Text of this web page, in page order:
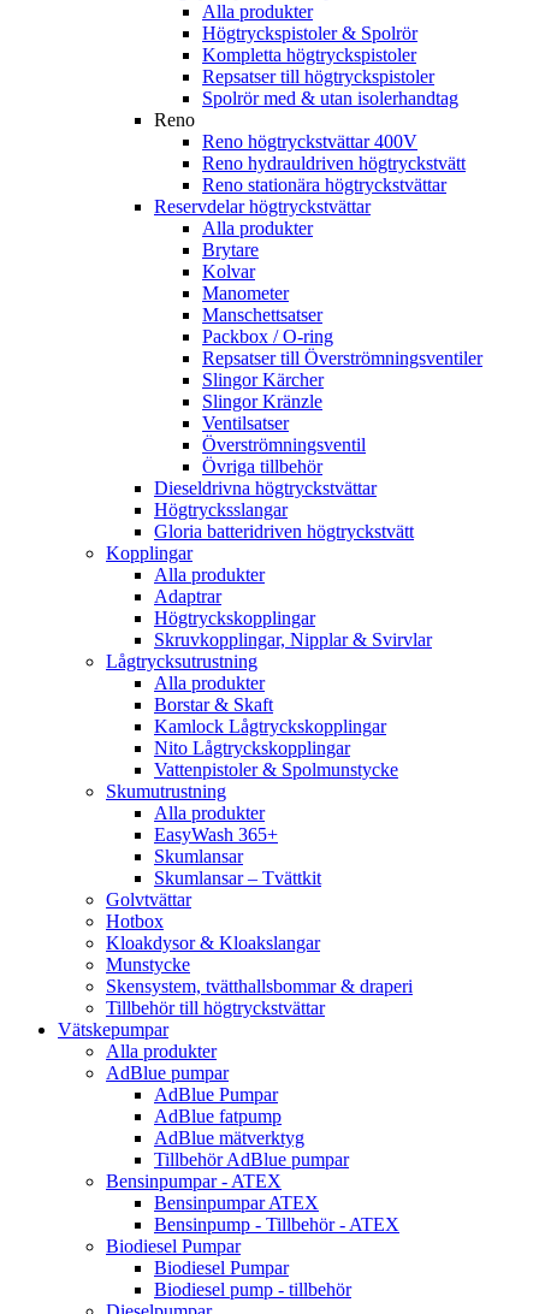
Alla produkter
Högtryckspistoler & Spolrör
Kompletta högtryckspistoler
Repsatser till högtryckspistoler
Spolrör med & utan isolerhandtag
Reno
Reno högtryckstvättar 400V
Reno hydrauldriven högtryckstvätt
Reno stationära högtryckstvättar
Reservdelar högtryckstvättar
Alla produkter
Brytare
Kolvar
Manometer
Manschettsatser
Packbox / O-ring
Repsatser till Överströmningsventiler
Slingor Kärcher
Slingor Kränzle
Ventilsatser
Överströmningsventil
Övriga tillbehör
Dieseldrivna högtryckstvättar
Högtrycksslangar
Gloria batteridriven högtryckstvätt
Kopplingar
Alla produkter
Adaptrar
Högtryckskopplingar
Skruvkopplingar, Nipplar & Svirvlar
Lågtrycksutrustning
Alla produkter
Borstar & Skaft
Kamlock Lågtryckskopplingar
Nito Lågtryckskopplingar
Vattenpistoler & Spolmunstycke
Skumutrustning
Alla produkter
EasyWash 365+
Skumlansar
Skumlansar – Tvättkit
Golvtvättar
Hotbox
Kloakdysor & Kloakslangar
Munstycke
Skensystem, tvätthallsbommar & draperi
Tillbehör till högtryckstvättar
Vätskepumpar
Alla produkter
AdBlue pumpar
AdBlue Pumpar
AdBlue fatpump
AdBlue mätverktyg
Tillbehör AdBlue pumpar
Bensinpumpar - ATEX
Bensinpumpar ATEX
Bensinpump - Tillbehör - ATEX
Biodiesel Pumpar
Biodiesel Pumpar
Biodiesel pump - tillbehör